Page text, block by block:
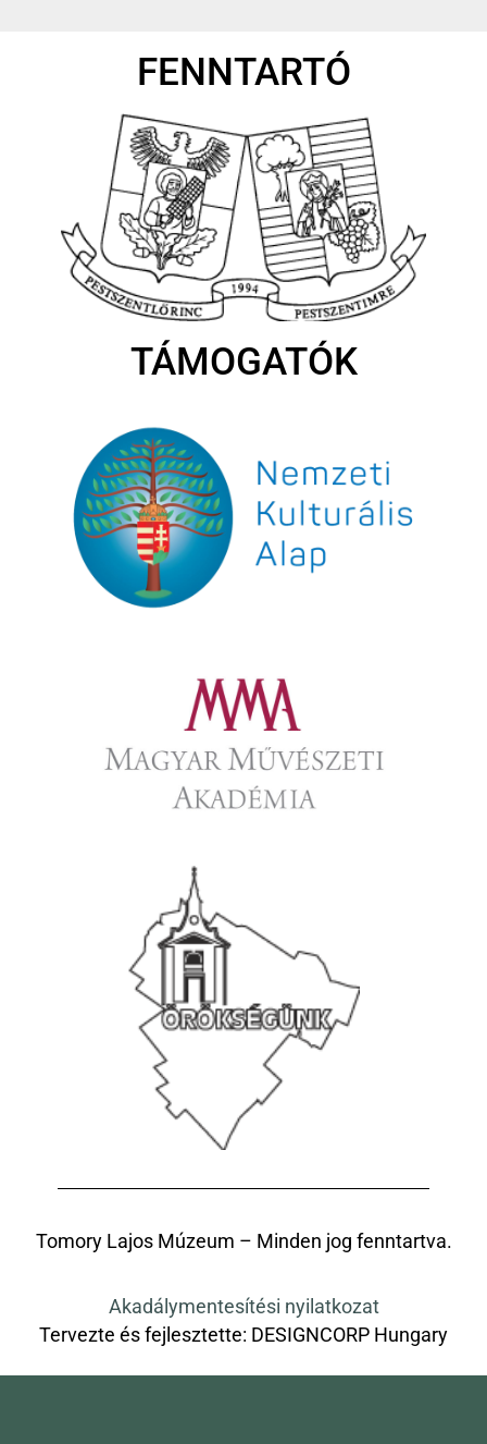
FENNTARTÓ
TÁMOGATÓK
Tomory Lajos Múzeum – Minden jog fenntartva.
Akadálymentesítési nyilatkozat
Tervezte és fejlesztette: DESIGNCORP Hungary